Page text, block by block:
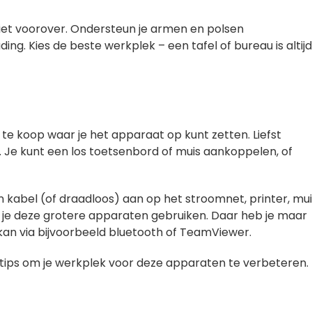
voorover. Ondersteun je armen en polsen
Kies de beste werkplek – een tafel of bureau is altijd
koop waar je het apparaat op kunt zetten. Liefst
kunt een los toetsenbord of muis aankoppelen, of
(of draadloos) aan op het stroomnet, printer,
deze grotere apparaten gebruiken. Daar heb je maar
via bijvoorbeeld bluetooth of TeamViewer.
om je werkplek voor deze apparaten te verbeteren.